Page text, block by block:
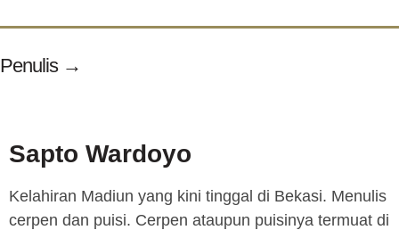
Penulis →
Sapto Wardoyo
Kelahiran Madiun yang kini tinggal di Bekasi. Menulis
cerpen dan puisi. Cerpen ataupun puisinya termuat di